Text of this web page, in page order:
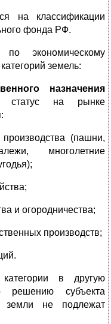
на классификации
фонда РФ.
экономическому
земель:
назначения
статус на рынке
производства (пашни,
многолетние
и огородничества;
производств;
в другую
решению субъекта
земли не подлежат